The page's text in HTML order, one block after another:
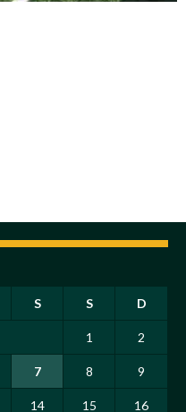
S S D
1 2
7 8 9
14 15 16